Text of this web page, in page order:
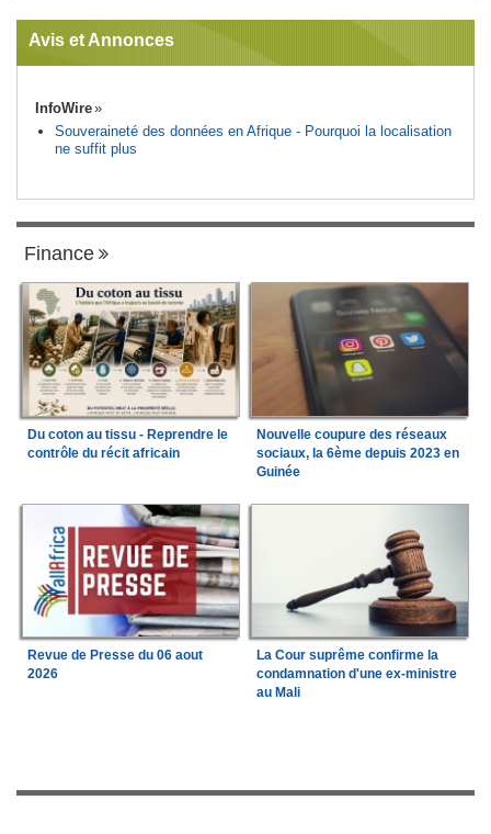
Avis et Annonces
InfoWire
Souveraineté des données en Afrique - Pourquoi la localisation
ne suffit plus
Finance
Du coton au tissu - Reprendre le
contrôle du récit africain
Nouvelle coupure des réseaux
sociaux, la 6ème depuis 2023 en
Guinée
Revue de Presse du 06 aout
2026
La Cour suprême confirme la
condamnation d'une ex-ministre
au Mali